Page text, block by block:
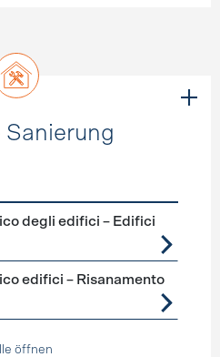
Sanierung
Sanierung
degli edifici – Edifici
edifici – Risanamento
öffnen